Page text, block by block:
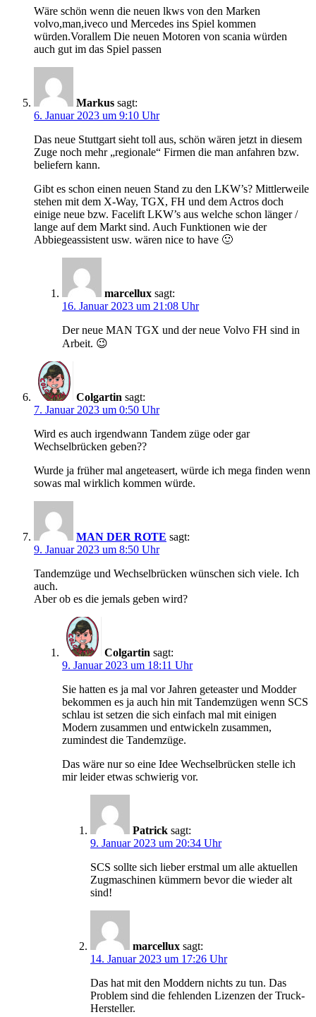
Wäre schön wenn die neuen lkws von den Marken
volvo,man,iveco und Mercedes ins Spiel kommen
würden.Vorallem Die neuen Motoren von scania würden
auch gut im das Spiel passen
Markus sagt:
6. Januar 2023 um 9:10 Uhr
Das neue Stuttgart sieht toll aus, schön wären jetzt in diesem
Zuge noch mehr „regionale“ Firmen die man anfahren bzw.
beliefern kann.
Gibt es schon einen neuen Stand zu den LKW’s? Mittlerweile
stehen mit dem X-Way, TGX, FH und dem Actros doch
einige neue bzw. Facelift LKW’s aus welche schon länger /
lange auf dem Markt sind. Auch Funktionen wie der
Abbiegeassistent usw. wären nice to have 🙂
marcellux sagt:
16. Januar 2023 um 21:08 Uhr
Der neue MAN TGX und der neue Volvo FH sind in
Arbeit. 😉
Colgartin sagt:
7. Januar 2023 um 0:50 Uhr
Wird es auch irgendwann Tandem züge oder gar
Wechselbrücken geben??
Wurde ja früher mal angeteasert, würde ich mega finden wenn
sowas mal wirklich kommen würde.
MAN DER ROTE sagt:
9. Januar 2023 um 8:50 Uhr
Tandemzüge und Wechselbrücken wünschen sich viele. Ich
auch.
Aber ob es die jemals geben wird?
Colgartin sagt:
9. Januar 2023 um 18:11 Uhr
Sie hatten es ja mal vor Jahren geteaster und Modder
bekommen es ja auch hin mit Tandemzügen wenn SCS
schlau ist setzen die sich einfach mal mit einigen
Modern zusammen und entwickeln zusammen,
zumindest die Tandemzüge.
Das wäre nur so eine Idee Wechselbrücken stelle ich
mir leider etwas schwierig vor.
Patrick sagt:
9. Januar 2023 um 20:34 Uhr
SCS sollte sich lieber erstmal um alle aktuellen
Zugmaschinen kümmern bevor die wieder alt
sind!
marcellux sagt:
14. Januar 2023 um 17:26 Uhr
Das hat mit den Moddern nichts zu tun. Das
Problem sind die fehlenden Lizenzen der Truck-
Hersteller.